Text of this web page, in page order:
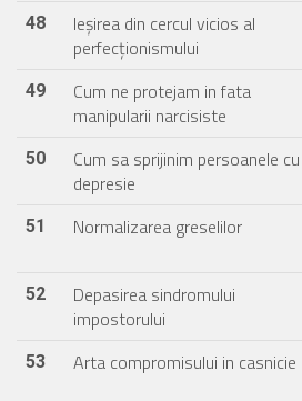
48
Ieșirea din cercul vicios al
perfecționismului
49
Cum ne protejam in fata
manipularii narcisiste
50
Cum sa sprijinim persoanele cu
depresie
51 Normalizarea greselilor
52
Depasirea sindromului
impostorului
53 Arta compromisului in casnicie